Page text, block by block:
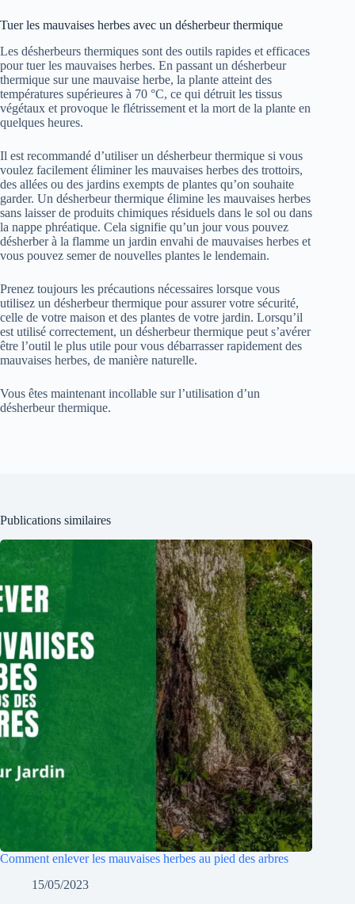
Tuer les mauvaises herbes avec un désherbeur thermique
Les désherbeurs thermiques sont des outils rapides et efficaces
pour tuer les mauvaises herbes. En passant un désherbeur
thermique sur une mauvaise herbe, la plante atteint des
températures supérieures à 70 °C, ce qui détruit les tissus
végétaux et provoque le flétrissement et la mort de la plante en
quelques heures.
Il est recommandé d’utiliser un désherbeur thermique si vous
voulez facilement éliminer les mauvaises herbes des trottoirs,
des allées ou des jardins exempts de plantes qu’on souhaite
garder. Un désherbeur thermique élimine les mauvaises herbes
sans laisser de produits chimiques résiduels dans le sol ou dans
la nappe phréatique. Cela signifie qu’un jour vous pouvez
désherber à la flamme un jardin envahi de mauvaises herbes et
vous pouvez semer de nouvelles plantes le lendemain.
Prenez toujours les précautions nécessaires lorsque vous
utilisez un désherbeur thermique pour assurer votre sécurité,
celle de votre maison et des plantes de votre jardin. Lorsqu’il
est utilisé correctement, un désherbeur thermique peut s’avérer
être l’outil le plus utile pour vous débarrasser rapidement des
mauvaises herbes, de manière naturelle.
Vous êtes maintenant incollable sur l’utilisation d’un
désherbeur thermique.
Publications similaires
Comment enlever les mauvaises herbes au pied des arbres
15/05/2023